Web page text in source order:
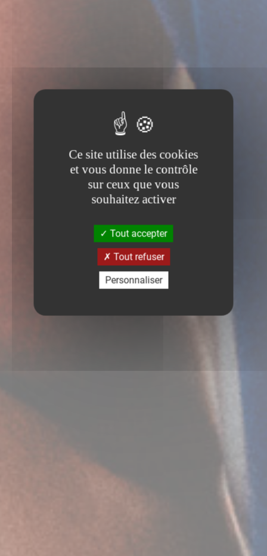
Ce site utilise des cookies
et vous donne le contrôle
sur ceux que vous
souhaitez activer
Tout accepter
Tout refuser
Personnaliser